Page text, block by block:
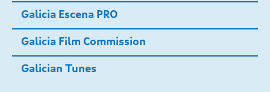
Galicia Escena PRO
Galicia Film Commission
Galician Tunes